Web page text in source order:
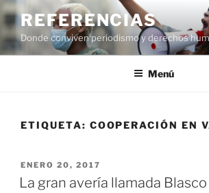
al
contenido
REFERENCIAS
Donde conviven periodismo y derechos
Menú
ETIQUETA: COOPERACIÓN EN
PUBLICADO
EL
ENERO 20, 2017
La gran avería llamada Blasco